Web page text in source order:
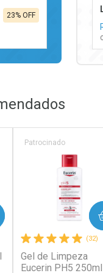
23% OFF
FECHAR
FECHAR
(32)
Gel de Limpeza
Eucerin PH5 250ml
Patrocinado
COMPRAR